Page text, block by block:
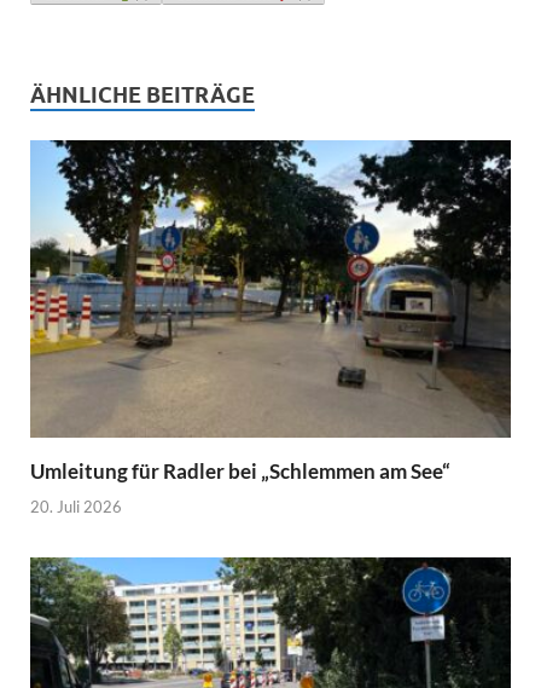
ÄHNLICHE BEITRÄGE
Umleitung für Radler bei „Schlemmen am See“
20. Juli 2026